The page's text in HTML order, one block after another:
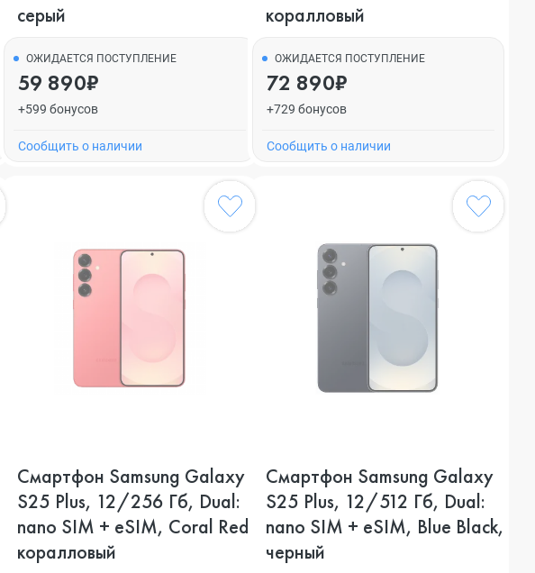
серый
ОЖИДАЕТСЯ ПОСТУПЛЕНИЕ
59 890₽
+599 бонусов
Cообщить о наличии
коралловый
ОЖИДАЕТСЯ ПОСТУПЛЕНИЕ
72 890₽
+729 бонусов
Cообщить о наличии
Смартфон Samsung Galaxy
S25 Plus, 12/256 Гб, Dual:
nano SIM + eSIM, Coral Red,
коралловый
Смартфон Samsung Galaxy
S25 Plus, 12/512 Гб, Dual:
nano SIM + eSIM, Blue Black,
черный